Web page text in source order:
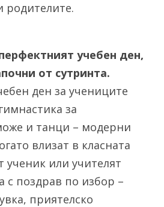
родителите.
учебен ден,
от сутринта.
ден за учениците
за
и танци – модерни
влизат в класната
ученик или учителят
с поздрав по избор –
приятелско